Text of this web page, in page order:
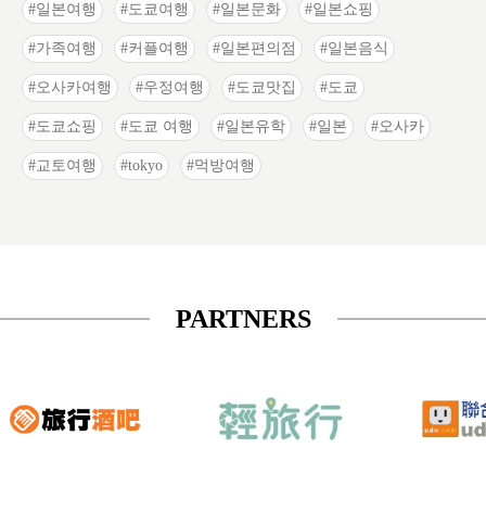
일본여행 도쿄여행 일본문화 일본쇼핑
가족여행 커플여행 일본편의점 일본음식
오사카여행 우정여행 도쿄맛집 도쿄
도쿄쇼핑 도쿄 여행 일본유학 일본 오사카
교토여행 tokyo 먹방여행
PARTNERS